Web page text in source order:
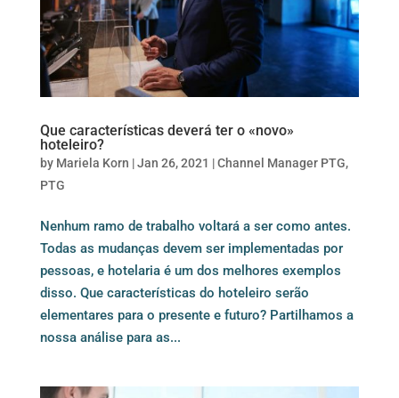
Que características deverá ter o «novo»
hoteleiro?
by Mariela Korn |Jan 26, 2021 |Channel Manager PTG,
PTG
Nenhum ramo de trabalho voltará a ser como antes.
Todas as mudanças devem ser implementadas por
pessoas, e hotelaria é um dos melhores exemplos
disso. Que características do hoteleiro serão
elementares para o presente e futuro? Partilhamos a
nossa análise para as...